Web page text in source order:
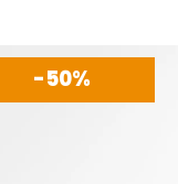
-50%